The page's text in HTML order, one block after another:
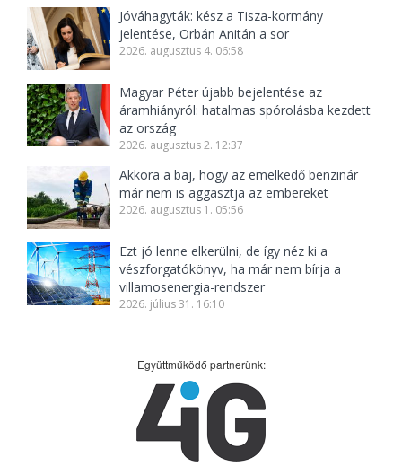
Jóváhagyták: kész a Tisza-kormány
jelentése, Orbán Anitán a sor
2026. augusztus 4. 06:58
Magyar Péter újabb bejelentése az
áramhiányról: hatalmas spórolásba kezdett
az ország
2026. augusztus 2. 12:37
Akkora a baj, hogy az emelkedő benzinár
már nem is aggasztja az embereket
2026. augusztus 1. 05:56
Ezt jó lenne elkerülni, de így néz ki a
vészforgatókönyv, ha már nem bírja a
villamosenergia-rendszer
2026. július 31. 16:10
Együttműködő partnerünk: